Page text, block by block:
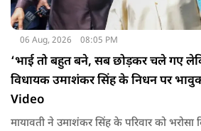
06 Aug, 2026 08:05 PM
‘भाई तो बहुत बने, सब छोड़कर चले गए
विधायक उमाशंकर सिंह के निधन पर
Video
मायावती ने उमाशंकर सिंह के परिवार को भरोसा